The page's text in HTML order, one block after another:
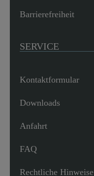
Barrierefreiheit
SERVICE
Kontaktformular
Downloads
Anfahrt
FAQ
Rechtliche Hinweise